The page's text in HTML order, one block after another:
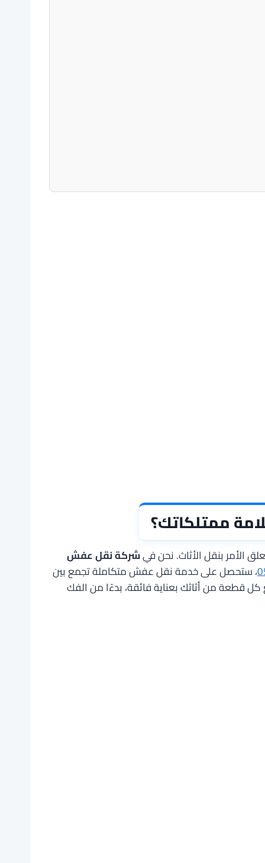
ممتلكاتك؟
الأمر بنقل الأثاث. نحن فيشركة نقل عفش
، ستحصل على خدمة نقل عفش متكاملة تجمع بين
كل قطعة من أثاثك بعناية فائقة، بدءًا من الفك